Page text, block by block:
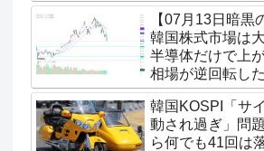
【07月13日暗黒
韓国株式市場は
半導体だけで上
相場が逆回転した
韓国KOSPI「サ
動され過ぎ」問
ら何でも41回は